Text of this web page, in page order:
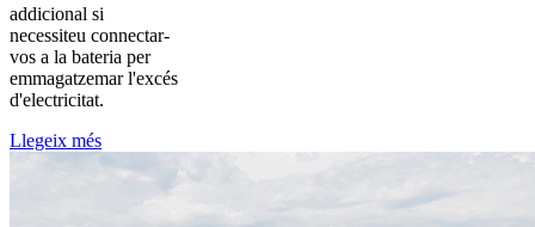
addicional si
necessiteu connectar-
vos a la bateria per
emmagatzemar l'excés
d'electricitat.
Llegeix més